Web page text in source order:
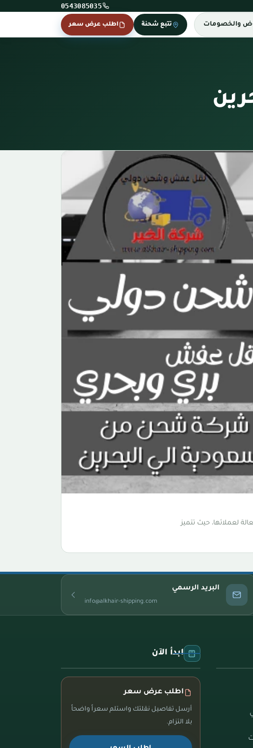
0543085035
والخصومات تتبع شحنة اطلب عرض سعر
لعملائها، حيث تتميز
البريد الرسمي
info@alkhair-shipping.com
ابدأ الآن
اطلب عرض سعر
أرسل تفاصيل نقلتك واستلم سعراً واضحاً
بلا التزام.